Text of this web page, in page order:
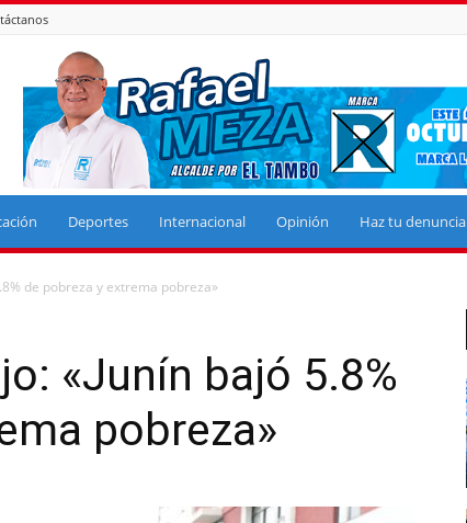
Deportes Internacional Opinión Haz tu denuncia
de pobreza y extrema pobreza»
«Junín bajó 5.8%
pobreza»